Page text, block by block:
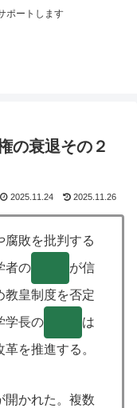
ポートします
の衰退その２
2025.11.24 2025.11.26
腐敗を批判する
者の
が信
教皇制度を否定
学長の
は
を推進する。
開かれた。複数